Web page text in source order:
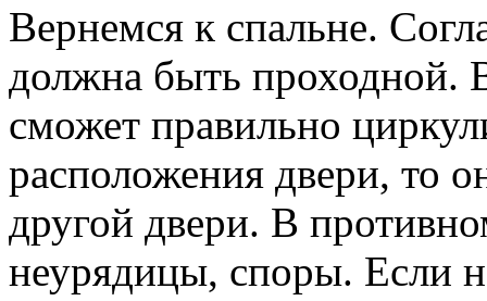
Вернемся к спальне.
должна быть проходной.
сможет правильно
расположения двери, то
другой двери. В
неурядицы, споры. Если